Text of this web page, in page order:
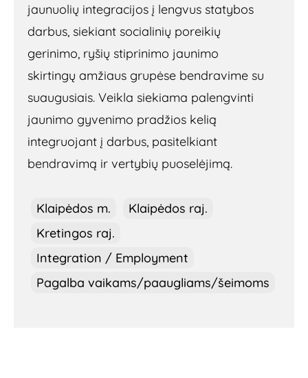
Klaipėdos m.
Klaipėdos raj.
Kretingos raj.
Integration / Employment
Pagalba vaikams/paaugliams/šeimoms
jaunuolių integracijos į lengvus statybos
darbus, siekiant socialinių poreikių
gerinimo, ryšių stiprinimo jaunimo
skirtingų amžiaus grupėse bendravime su
suaugusiais. Veikla siekiama palengvinti
jaunimo gyvenimo pradžios kelią
integruojant į darbus, pasitelkiant
bendravimą ir vertybių puoselėjimą.